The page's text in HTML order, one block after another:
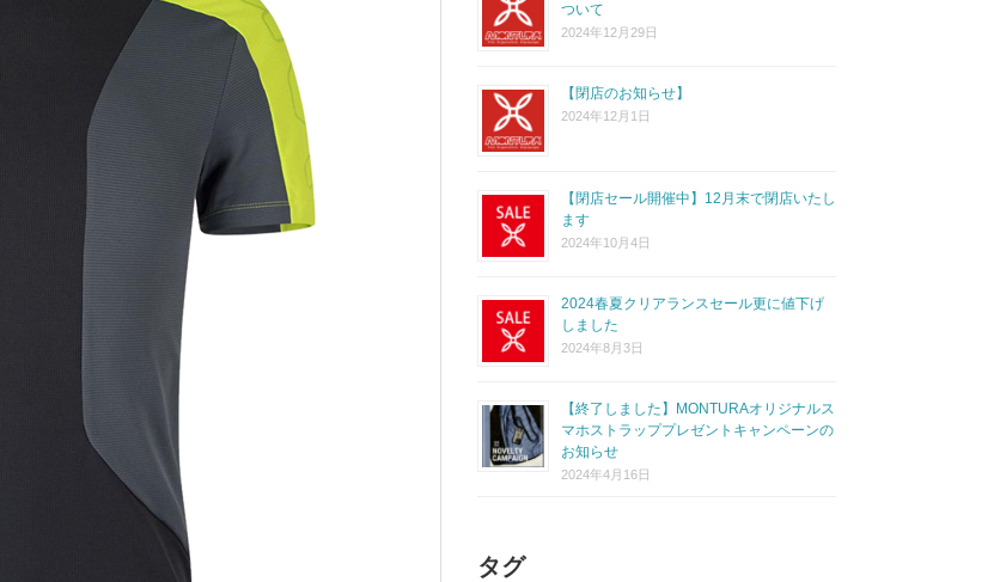
ついて
2024年12月29日
【閉店のお知らせ】
2024年12月1日
【閉店セール開催中】12月末で閉店いたし
ます
2024年10月4日
2024春夏クリアランスセール更に値下げ
しました
2024年8月3日
【終了しました】MONTURAオリジナルス
マホストラッププレゼントキャンペーンの
お知らせ
2024年4月16日
タグ